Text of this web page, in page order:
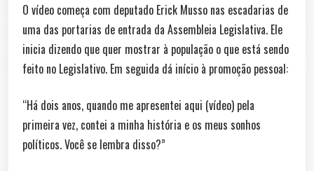
O vídeo começa com deputado Erick Musso nas escadarias de
uma das portarias de entrada da Assembleia Legislativa. Ele
inicia dizendo que quer mostrar à população o que está sendo
feito no Legislativo. Em seguida dá início à promoção pessoal:
“Há dois anos, quando me apresentei aqui (vídeo) pela
primeira vez, contei a minha história e os meus sonhos
políticos. Você se lembra disso?”